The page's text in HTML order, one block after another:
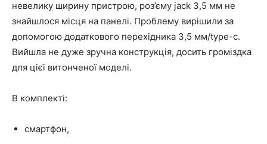
невелику ширину пристрою, роз’єму jack 3,5 мм не
знайшлося місця на панелі. Проблему вирішили за
допомогою додаткового перехідника 3,5 мм/type-c.
Вийшла не дуже зручна конструкція, досить громіздка
для цієї витонченої моделі.
В комплекті:
смартфон,